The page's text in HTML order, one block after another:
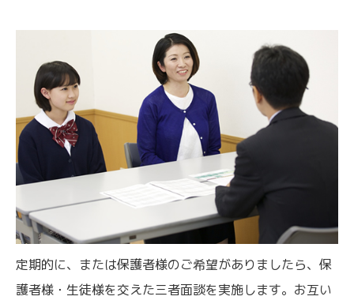
定期的に、または保護者様のご希望がありましたら、保
護者様・生徒様を交えた三者面談を実施します。お互い